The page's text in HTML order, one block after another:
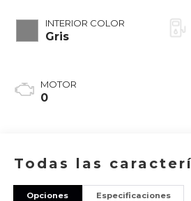
INTERIOR COLOR
Gris
MOTOR
0
Todas las
Opciones Especificaciones